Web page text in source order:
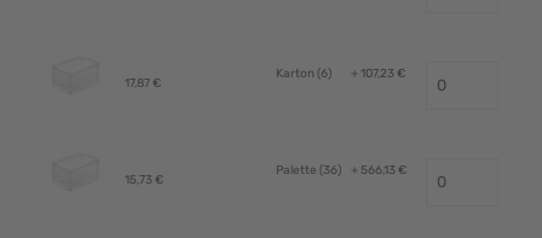
17,87 €
Karton (6) + 107,23 €
15,73 €
Palette (36) + 566,13 €